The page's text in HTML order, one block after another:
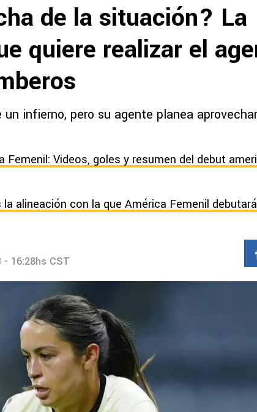
de la situación? La
quiere realizar el
infierno, pero su agente planea
Femenil: Videos, goles y resumen del debut
alineación con la que América Femenil
16:28hs CST